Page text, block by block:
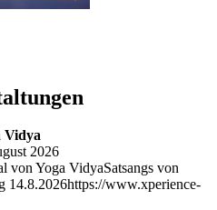
Vidya
2026
von Yoga VidyaSatsangs von
14.8.2026https://www.xperience-